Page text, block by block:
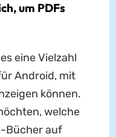
um PDFs
eine Vielzahl
Android, mit
können.
welche
Bücher auf